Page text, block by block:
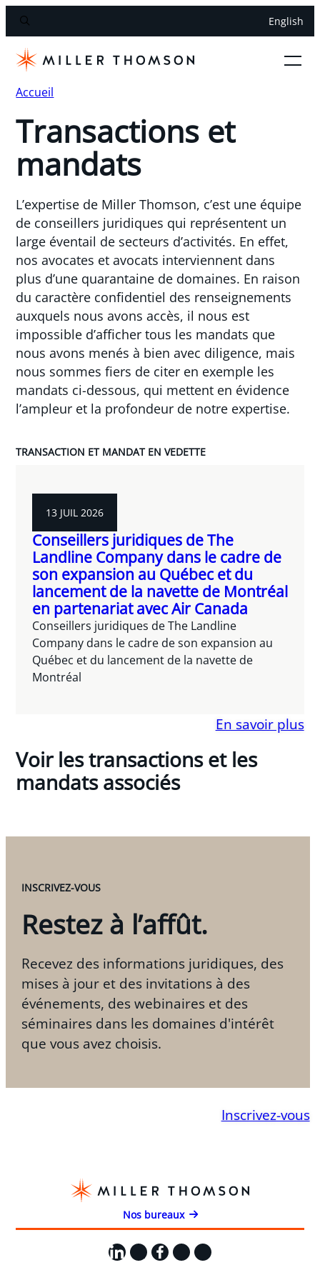
English
Accueil
Transactions et
mandats
L’expertise de Miller Thomson, c’est une équipe
de conseillers juridiques qui représentent un
large éventail de secteurs d’activités. En effet,
nos avocates et avocats interviennent dans
plus d’une quarantaine de domaines. En raison
du caractère confidentiel des renseignements
auxquels nous avons accès, il nous est
impossible d’afficher tous les mandats que
nous avons menés à bien avec diligence, mais
nous sommes fiers de citer en exemple les
mandats ci-dessous, qui mettent en évidence
l’ampleur et la profondeur de notre expertise.
TRANSACTION ET MANDAT EN VEDETTE
13 JUIL 2026
Conseillers juridiques de The
Landline Company dans le cadre de
son expansion au Québec et du
lancement de la navette de Montréal
en partenariat avec Air Canada
Conseillers juridiques de The Landline
Company dans le cadre de son expansion au
Québec et du lancement de la navette de
Montréal
En savoir plus
Voir les transactions et les
mandats associés
INSCRIVEZ-VOUS
Restez à l’affût.
Recevez des informations juridiques, des
mises à jour et des invitations à des
événements, des webinaires et des
séminaires dans les domaines d'intérêt
que vous avez choisis.
Inscrivez-vous
Nos bureaux
LinkedIn
X Facebook
Instagram
YouTube